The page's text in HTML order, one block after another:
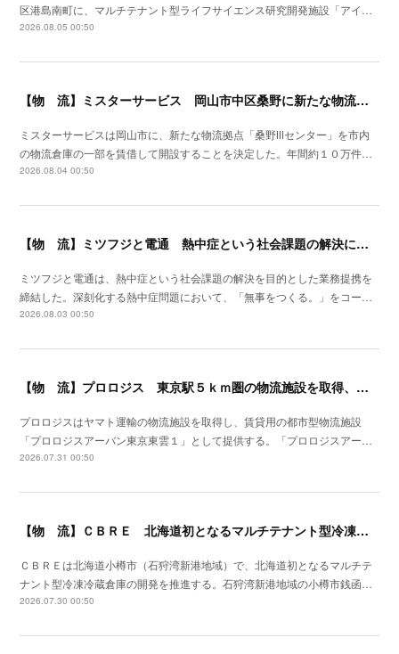
区港島南町に、マルチテナント型ライフサイエンス研究開発施設「アイ…
2026.08.05 00:50
【物 流】ミスターサービス 岡山市中区桑野に新たな物流拠点を増設
ミスターサービスは岡山市に、新たな物流拠点「桑野Ⅲセンター」を市内
の物流倉庫の一部を賃借して開設することを決定した。年間約１０万件…
2026.08.04 00:50
【物 流】ミツフジと電通 熱中症という社会課題の解決に向け業務提携
ミツフジと電通は、熱中症という社会課題の解決を目的とした業務提携を
締結した。深刻化する熱中症問題において、「無事をつくる。」をコー…
2026.08.03 00:50
【物 流】プロロジス 東京駅５ｋｍ圏の物流施設を取得、２７年４月提供開始
プロロジスはヤマト運輸の物流施設を取得し、賃貸用の都市型物流施設
「プロロジスアーバン東京東雲１」として提供する。「プロロジスアー…
2026.07.31 00:50
【物 流】ＣＢＲＥ 北海道初となるマルチテナント型冷凍冷蔵倉庫の開発を推進
ＣＢＲＥは北海道小樽市（石狩湾新港地域）で、北海道初となるマルチテ
ナント型冷凍冷蔵倉庫の開発を推進する。石狩湾新港地域の小樽市銭函…
2026.07.30 00:50